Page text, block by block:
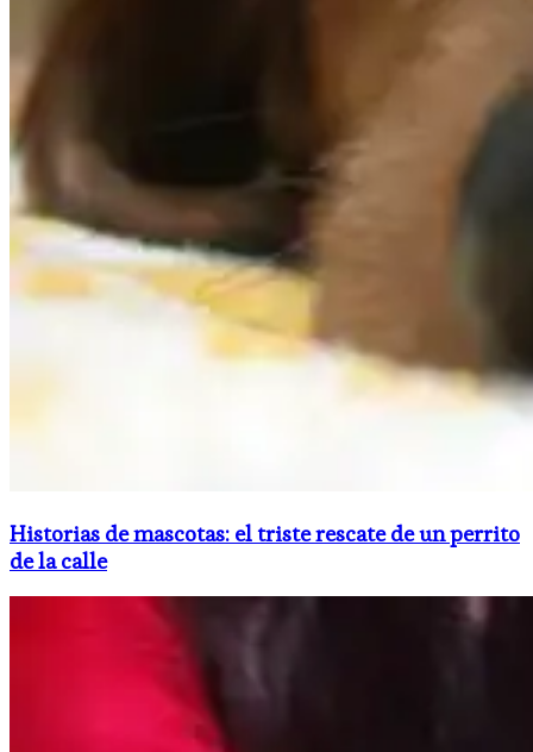
Historias de mascotas: el triste rescate de un perrito
de la calle